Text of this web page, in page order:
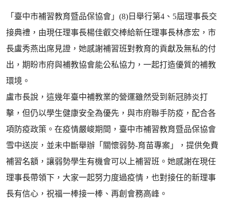
「臺中市補習教育暨品保協會」(8)日舉行第4、5屆理事長交
接典禮，由現任理事長楊佳叡交棒給新任理事長林彥宏，市
長盧秀燕出席見證，她感謝補習班對教育的貢獻及無私的付
出，期盼市府與補教協會能公私協力，一起打造優質的補教
環境。
盧市長說，這幾年臺中補教業的營運雖然受到新冠肺炎打
擊，但仍以學生健康安全為優先，與市府聯手防疫，配合各
項防疫政策。在疫情嚴峻期間，臺中市補習教育暨品保協會
雪中送炭，並未中斷舉辦「關懷弱勢-育苗專案」，提供免費
補習名額，讓弱勢學生有機會可以上補習班。她感謝在現任
理事長帶領下，大家一起努力度過疫情，也對接任的新理事
長有信心，祝福一棒接一棒、再創會務高峰。